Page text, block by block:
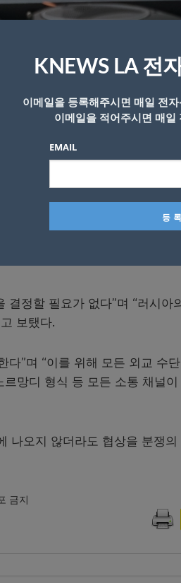
Olaf Scholz@Bundeskanzler
전쟁이 다가오고 있다. 위험은
독일 뮌헨서 열린 안보회의 둘
을 밝히며 “10만명이 넘는 러
대한 실수가 될 것이다. 우리는
대서양조약기구(NATO·나토)
결정할 필요가 없다”며 “러시아
보탰다.
”며 “이를 위해 모든 외교 수
르망디 형식 등 모든 소통 채널
나오지 않더라도 협상을 분쟁
금지
KNEWS LA 전
이메일을 등록해주시면 매일 전
이메일을 적어주시면 매일
EMAIL